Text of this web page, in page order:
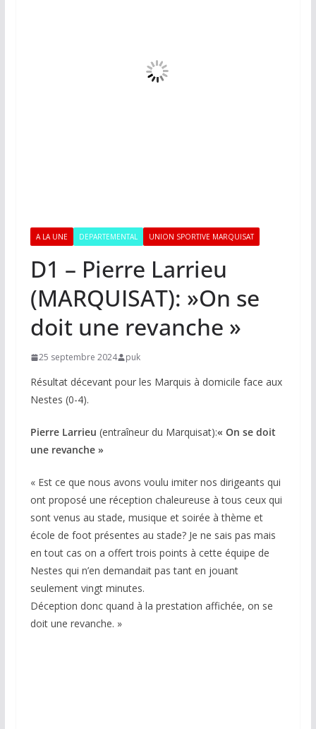
A LA UNE DEPARTEMENTAL UNION SPORTIVE MARQUISAT
D1 – Pierre Larrieu
(MARQUISAT): »On se
doit une revanche »
25 septembre 2024 puk
Résultat décevant pour les Marquis à domicile face aux
Nestes (0-4).
Pierre Larrieu (entraîneur du Marquisat):« On se doit
une revanche »
« Est ce que nous avons voulu imiter nos dirigeants qui
ont proposé une réception chaleureuse à tous ceux qui
sont venus au stade, musique et soirée à thème et
école de foot présentes au stade? Je ne sais pas mais
en tout cas on a offert trois points à cette équipe de
Nestes qui n’en demandait pas tant en jouant
seulement vingt minutes.
Déception donc quand à la prestation affichée, on se
doit une revanche. »